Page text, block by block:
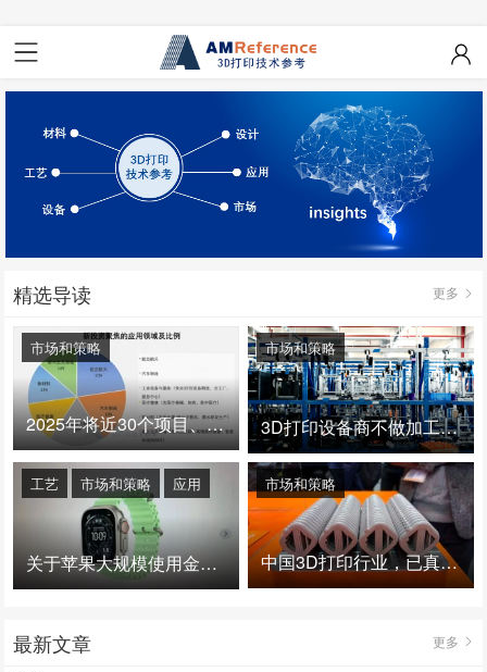
精选导读 更多
2025年将近30个项目、150亿投资：3D打印真的迎来爆发拐点了吗
市场和策略
3D打印设备商不做加工服务，就成了旁观者！
市场和策略
关于苹果大规模使用金属3D打印的思考
工艺 市场和策略 应用
中国3D打印行业，已真正进入爆发时代！
市场和策略
最新文章 更多